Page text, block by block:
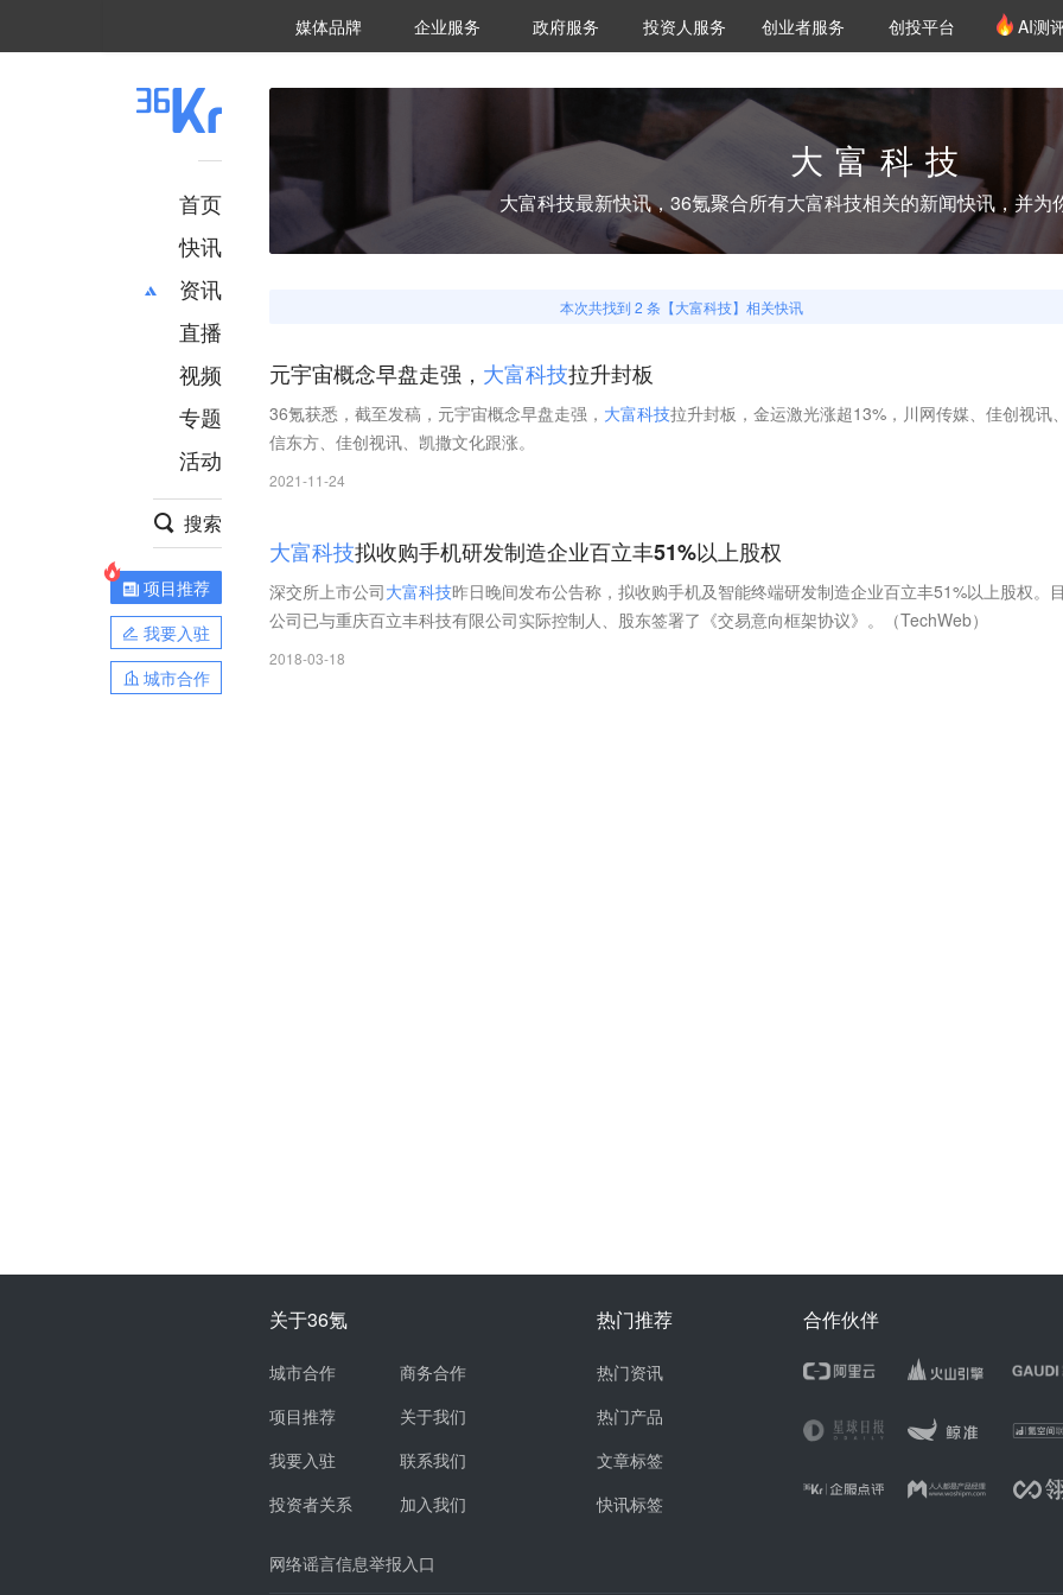
媒体品牌 36Kr研究院
企业服务 城市之窗
政府服务 VClub投资机构库
投资机构职位推介
投资人服务 创投氪堂
创业者服务 创投平台 AI测
首页
快讯
资讯
推荐
财经
项目推荐
安徽
直播
视频
专题
活动
搜索
项目推荐
我要入驻
城市合作
大富科技
大富科技最新快讯，36氪聚合所有大富科技相关的新闻快讯，并为
本次共找到 2 条【大富科技】相关快讯
元宇宙概念早盘走强， 大富科技拉升封板
36氪获悉，截至发稿，元宇宙概念早盘走强， 大富科技拉升封板，金运激光涨超13%，川网传媒、佳创视讯
信东方、佳创视讯、凯撒文化跟涨。
2021-11-24
大富科技拟收购手机研发制造企业百立丰51%以上股权
深交所上市公司大富科技昨日晚间发布公告称，拟收购手机及智能终端研发制造企业百立丰51%以上股权。
公司已与重庆百立丰科技有限公司实际控制人、股东签署了《交易意向框架协议》。（TechWeb）
2018-03-18
关于36氪
城市合作
项目推荐
我要入驻
投资者关系
商务合作
关于我们
联系我们
加入我们
网络谣言信息举报入口
热门推荐
热门资讯
热门产品
文章标签
快讯标签
合作伙伴